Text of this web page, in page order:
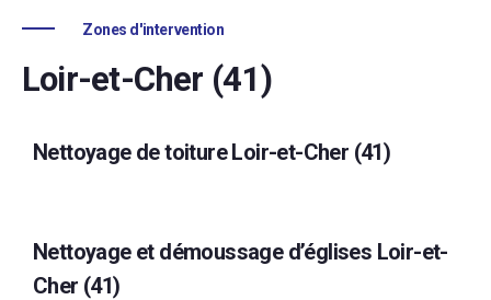
Zones d'intervention
Loir-et-Cher (41)
Nettoyage de toiture Loir-et-Cher (41)
Nettoyage et démoussage d’églises Loir-et-
Cher (41)